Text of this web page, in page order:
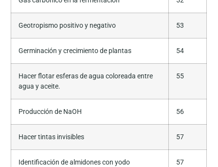
Geotropismo positivo y negativo 53
Germinación y crecimiento de plantas 54
Hacer flotar esferas de agua coloreada entre
agua y aceite.
55
Producción de NaOH 56
Hacer tintas invisibles 57
Identificación de almidones con yodo 57